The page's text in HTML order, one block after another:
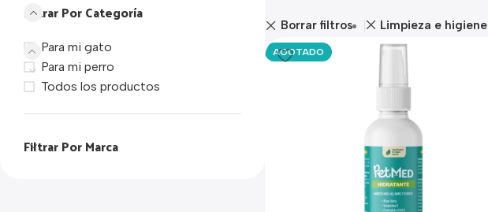
Filtrar Por Categoría
Para mi gato
Para mi perro
Todos los productos
Filtrar Por Marca
Borrar filtros Limpieza e higiene
AGOTADO